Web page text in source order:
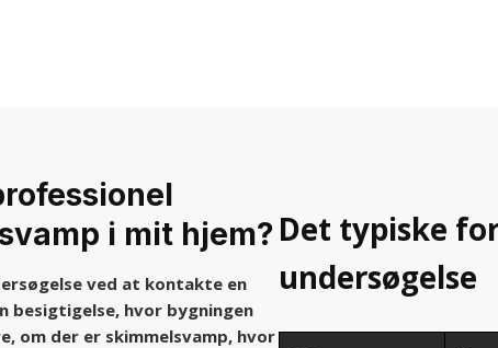
i mit hjem?
ved at kontakte en
besigtigelse, hvor bygningen
om der er skimmelsvamp, hvor
Det typiske
undersøgelse